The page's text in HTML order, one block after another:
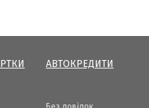
АВТОКРЕДИТИ